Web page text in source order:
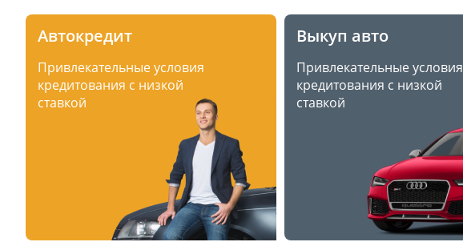
Автокредит
Привлекательные условия
кредитования с низкой
ставкой
Выкуп авто
Привлекательные условия
кредитования с низкой
ставкой